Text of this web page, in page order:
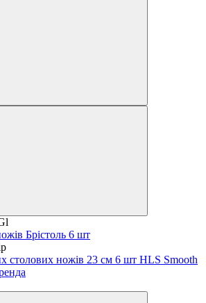
Брістоль 6 шт